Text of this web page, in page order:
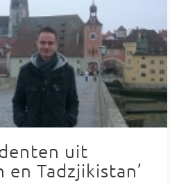
uit
en Tadzjikistan’